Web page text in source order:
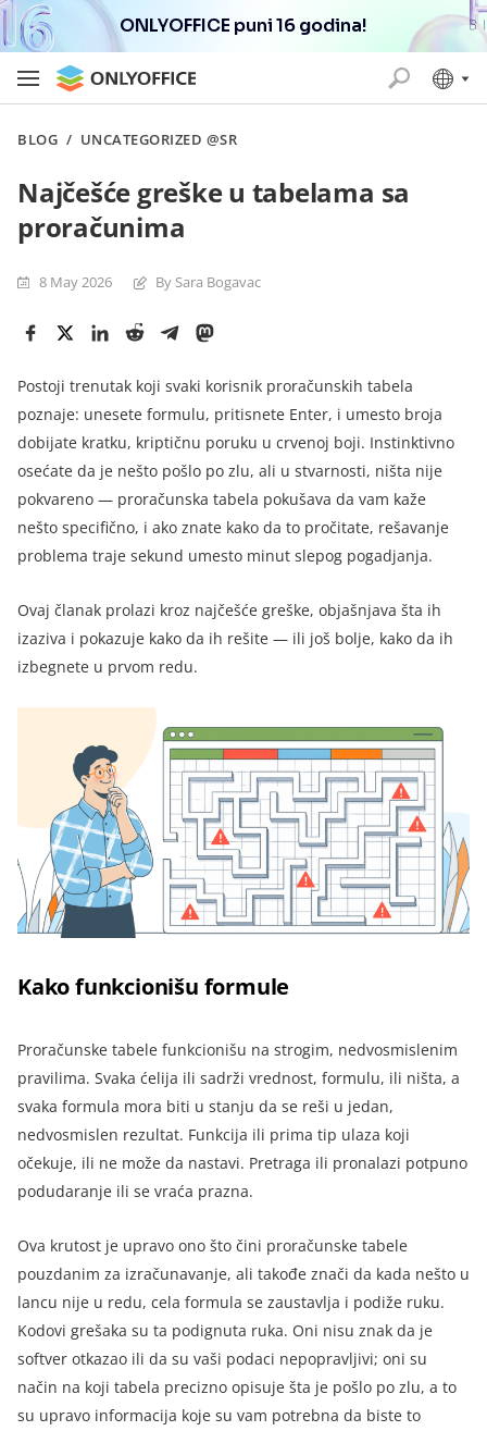
ONLYOFFICE puni 16 godina!
BLOG / UNCATEGORIZED @SR
Najčešće greške u tabelama sa
proračunima
8 May 2026 By Sara Bogavac
Postoji trenutak koji svaki korisnik proračunskih tabela
poznaje: unesete formulu, pritisnete Enter, i umesto broja
dobijate kratku, kriptičnu poruku u crvenoj boji. Instinktivno
osećate da je nešto pošlo po zlu, ali u stvarnosti, ništa nije
pokvareno — proračunska tabela pokušava da vam kaže
nešto specifično, i ako znate kako da to pročitate, rešavanje
problema traje sekund umesto minut slepog pogadjanja.
Ovaj članak prolazi kroz najčešće greške, objašnjava šta ih
izaziva i pokazuje kako da ih rešite — ili još bolje, kako da ih
izbegnete u prvom redu.
Kako funkcionišu formule
Proračunske tabele funkcionišu na strogim, nedvosmislenim
pravilima. Svaka ćelija ili sadrži vrednost, formulu, ili ništa, a
svaka formula mora biti u stanju da se reši u jedan,
nedvosmislen rezultat. Funkcija ili prima tip ulaza koji
očekuje, ili ne može da nastavi. Pretraga ili pronalazi potpuno
podudaranje ili se vraća prazna.
Ova krutost je upravo ono što čini proračunske tabele
pouzdanim za izračunavanje, ali takođe znači da kada nešto u
lancu nije u redu, cela formula se zaustavlja i podiže ruku.
Kodovi grešaka su ta podignuta ruka. Oni nisu znak da je
softver otkazao ili da su vaši podaci nepopravljivi; oni su
način na koji tabela precizno opisuje šta je pošlo po zlu, a to
su upravo informacija koje su vam potrebna da biste to